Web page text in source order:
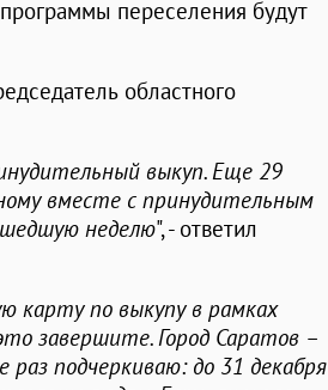
переселения будут
областного
выкуп. Еще 29
вместе с принудительным
неделю", - ответил
карту по выкупу в рамках
завершите. Город Саратов –
подчеркиваю: до 31 декабря